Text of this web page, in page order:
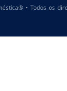
• Todos os